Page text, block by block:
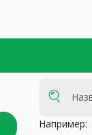
Например: